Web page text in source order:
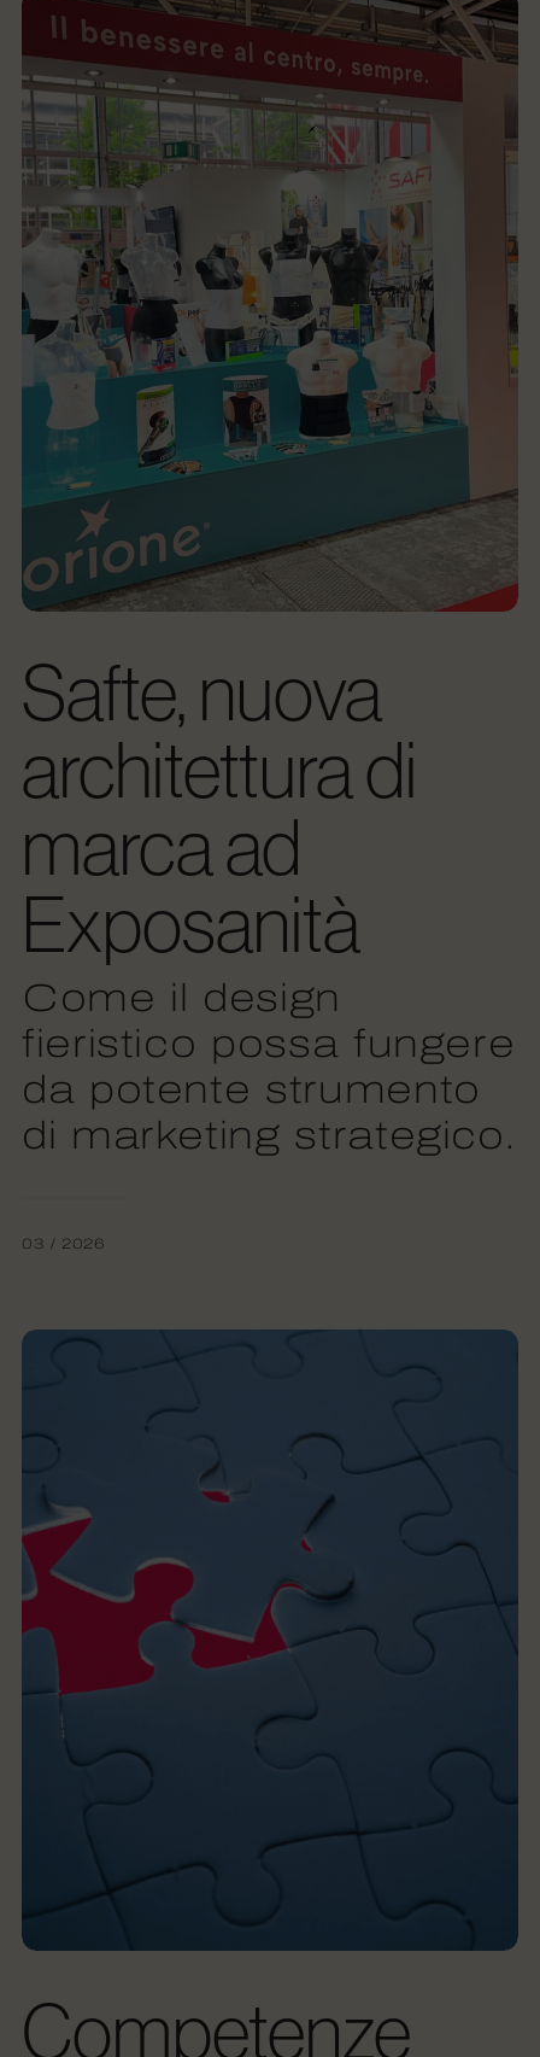
Trasformiamo la
cultura in esperienza
digitale.
04 / 2026
Safte, nuova
architettura di
marca ad
Exposanità
Come il design
fieristico possa fungere
da potente strumento
di marketing strategico.
03 / 2026
Competenze